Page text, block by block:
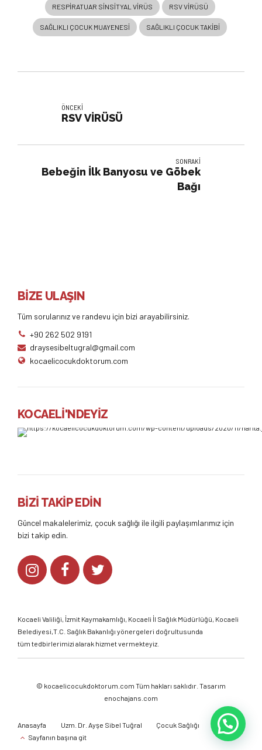
RESPIRATUAR SINSITYAL VIRÜS RSV VİRÜSÜ
SAĞLIKLI ÇOCUK MUAYENESI SAĞLIKLI ÇOCUK TAKIBI
ÖNCEKI
RSV VİRÜSÜ
SONRAKI
Bebeğin İlk Banyosu ve Göbek
Bağı
BİZE ULAŞIN
Tüm sorularınız ve randevu için bizi arayabilirsiniz.
+90 262 502 9191
draysesibeltugral@gmail.com
kocaelicocukdoktorum.com
KOCAELİ'NDEYİZ
BİZİ TAKİP EDİN
Güncel makalelerimiz, çocuk sağlığı ile ilgili paylaşımlarımız için
bizi takip edin.
Kocaeli Valiliği, İzmit Kaymakamlığı, Kocaeli İl Sağlık Müdürlüğü, Kocaeli
Belediyesi,T.C. Sağlık Bakanlığı yönergeleri doğrultusunda
tüm tedbirlerimizi alarak hizmet vermekteyiz.
© kocaelicocukdoktorum.com Tüm hakları saklıdır. Tasarım
enochajans.com
Anasayfa Uzm. Dr. Ayşe Sibel Tuğral Çocuk Sağlığı
Galeri
Sayfanın başına git